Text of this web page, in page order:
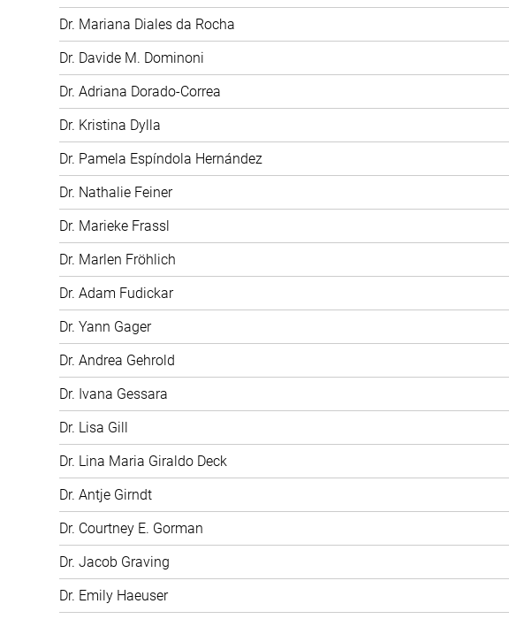
Dr. Mariana Diales da Rocha
Dr. Davide M. Dominoni
Dr. Adriana Dorado-Correa
Dr. Kristina Dylla
Dr. Pamela Espíndola Hernández
Dr. Nathalie Feiner
Dr. Marieke Frassl
Dr. Marlen Fröhlich
Dr. Adam Fudickar
Dr. Yann Gager
Dr. Andrea Gehrold
Dr. Ivana Gessara
Dr. Lisa Gill
Dr. Lina Maria Giraldo Deck
Dr. Antje Girndt
Dr. Courtney E. Gorman
Dr. Jacob Graving
Dr. Emily Haeuser